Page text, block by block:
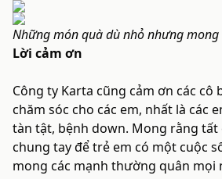
Những món quà dù nhỏ nhưng mong
Lời cảm ơn
Công ty Karta cũng cảm ơn các cô
chăm sóc cho các em, nhất là các
tàn tật, bệnh down. Mong rằng tất
chung tay để trẻ em có một cuộc
mong các mạnh thường quân mọi